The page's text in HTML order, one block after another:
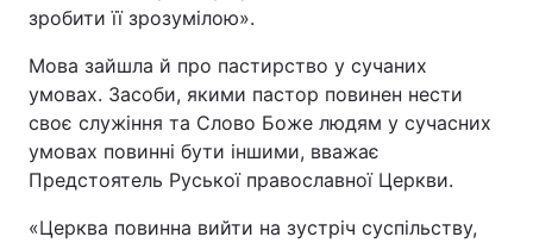
зробити її зрозумілою».
Мова зайшла й про пастирство у сучаних
умовах. Засоби, якими пастор повинен нести
своє служіння та Слово Боже людям у сучасних
умовах повинні бути іншими, вважає
Предстоятель Руської православної Церкви.
«Церква повинна вийти на зустріч суспільству,